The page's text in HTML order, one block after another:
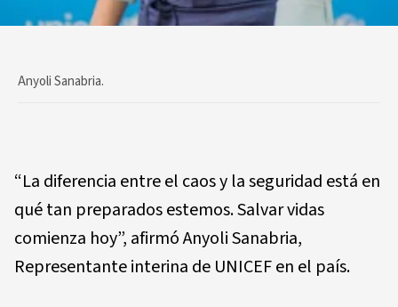
Anyoli Sanabria.
“La diferencia entre el caos y la seguridad está en
qué tan preparados estemos. Salvar vidas
comienza hoy”, afirmó Anyoli Sanabria,
Representante interina de UNICEF en el país.